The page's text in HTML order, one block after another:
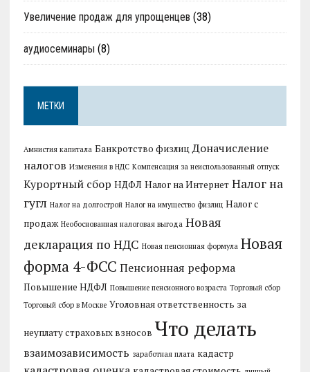
Увеличение продаж для упрощенцев (38)
аудиосеминары (8)
МЕТКИ
Амнистия капитала Банкротство физлиц Доначисление
налогов Изменения в НДС Компенсация за неиспользованный отпуск
Курортный сбор НДФЛ Налог на Интернет Налог на
гугл Налог на долгострой Налог на имущество физлиц Налог с
продаж Необоснованная налоговая выгода Новая
декларация по НДС Новая пенсионная формула Новая
форма 4-ФСС Пенсионная реформа
Повышение НДФЛ Повышение пенсионного возраста Торговый сбор
Торговый сбор в Москве Уголовная ответственность за
неуплату страховых взносов Что делать
взаимозависимость заработная плата кадастр